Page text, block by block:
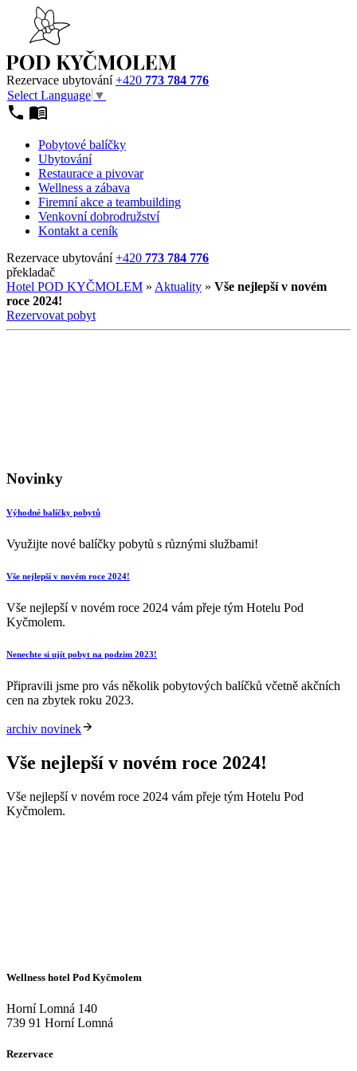
Rezervace ubytování+420 773 784 776
Select Language ▼
Pobytové balíčky
Ubytování
Restaurace a pivovar
Wellness a zábava
Firemní akce a teambuilding
Venkovní dobrodružství
Kontakt a ceník
Rezervace ubytování+420 773 784 776
překladač
Hotel POD KYČMOLEM » Aktuality » Vše nejlepší v novém
roce 2024!
Rezervovat pobyt
Novinky
Výhodné balíčky pobytů
Využijte nové balíčky pobytů s různými službami!
Vše nejlepší v novém roce 2024!
Vše nejlepší v novém roce 2024 vám přeje tým Hotelu Pod
Kyčmolem.
Nenechte si ujít pobyt na podzim 2023!
Připravili jsme pro vás několik pobytových balíčků včetně akčních
cen na zbytek roku 2023.
archiv novinek
Vše nejlepší v novém roce 2024!
Vše nejlepší v novém roce 2024 vám přeje tým Hotelu Pod
Kyčmolem.
Wellness hotel Pod Kyčmolem
Horní Lomná 140
739 91 Horní Lomná
Rezervace